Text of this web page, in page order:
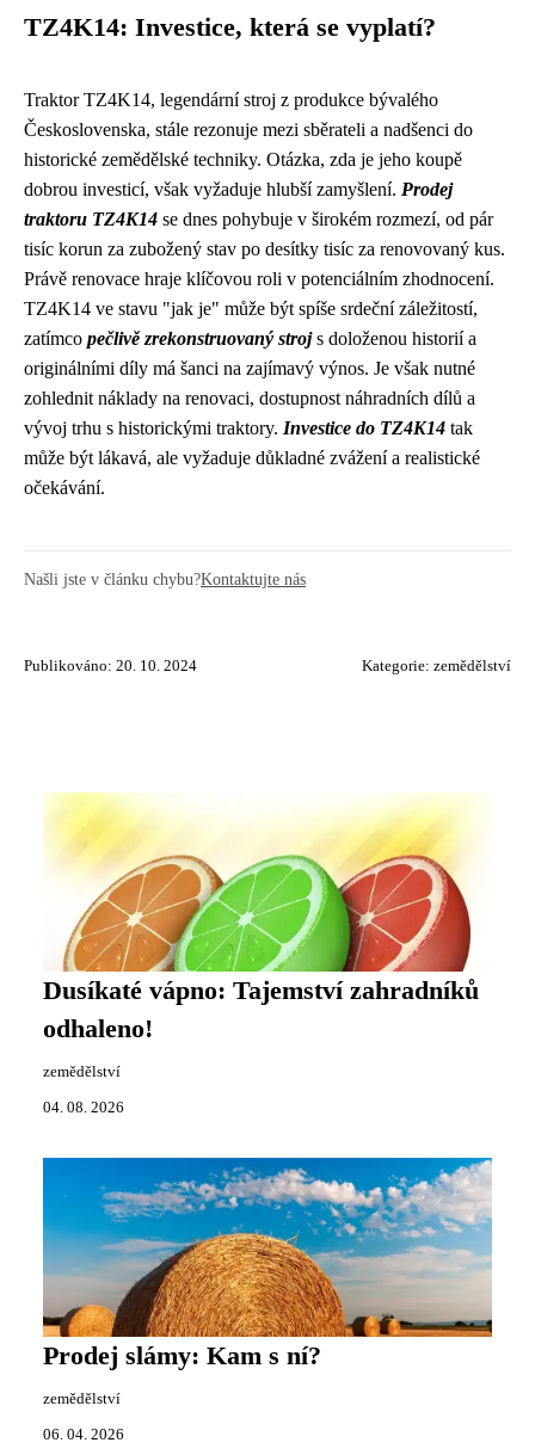
TZ4K14: Investice, která se vyplatí?
Traktor TZ4K14, legendární stroj z produkce bývalého
Československa, stále rezonuje mezi sběrateli a nadšenci do
historické zemědělské techniky. Otázka, zda je jeho koupě
dobrou investicí, však vyžaduje hlubší zamyšlení. Prodej
traktoru TZ4K14 se dnes pohybuje v širokém rozmezí, od pár
tisíc korun za zubožený stav po desítky tisíc za renovovaný kus.
Právě renovace hraje klíčovou roli v potenciálním zhodnocení.
TZ4K14 ve stavu "jak je" může být spíše srdeční záležitostí,
zatímco pečlivě zrekonstruovaný strojs doloženou historií a
originálními díly má šanci na zajímavý výnos. Je však nutné
zohlednit náklady na renovaci, dostupnost náhradních dílů a
vývoj trhu s historickými traktory. Investice do TZ4K14 tak
může být lákavá, ale vyžaduje důkladné zvážení a realistické
očekávání.
Našli jste v článku chybu?Kontaktujte nás
Publikováno: 20. 10. 2024 Kategorie: zemědělství
Dusíkaté vápno: Tajemství zahradníků
odhaleno!
zemědělství
04. 08. 2026
Prodej slámy: Kam s ní?
zemědělství
06. 04. 2026